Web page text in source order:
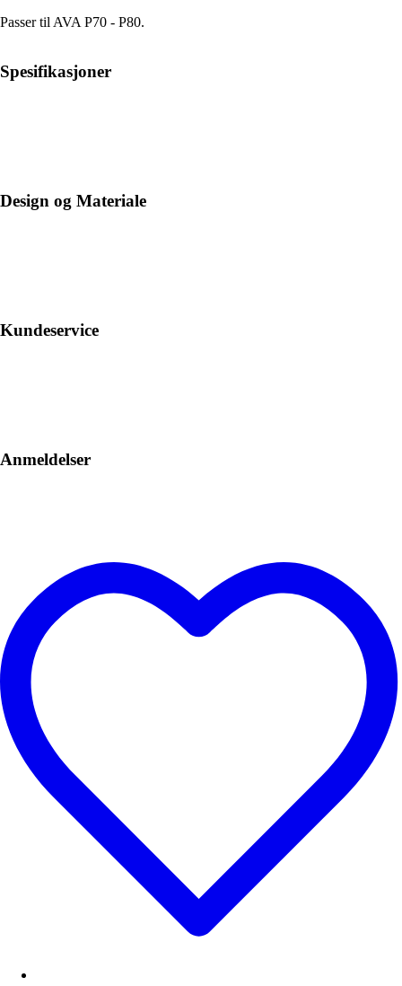
Passer til AVA P70 - P80.
Spesifikasjoner
Design og Materiale
Kundeservice
Anmeldelser